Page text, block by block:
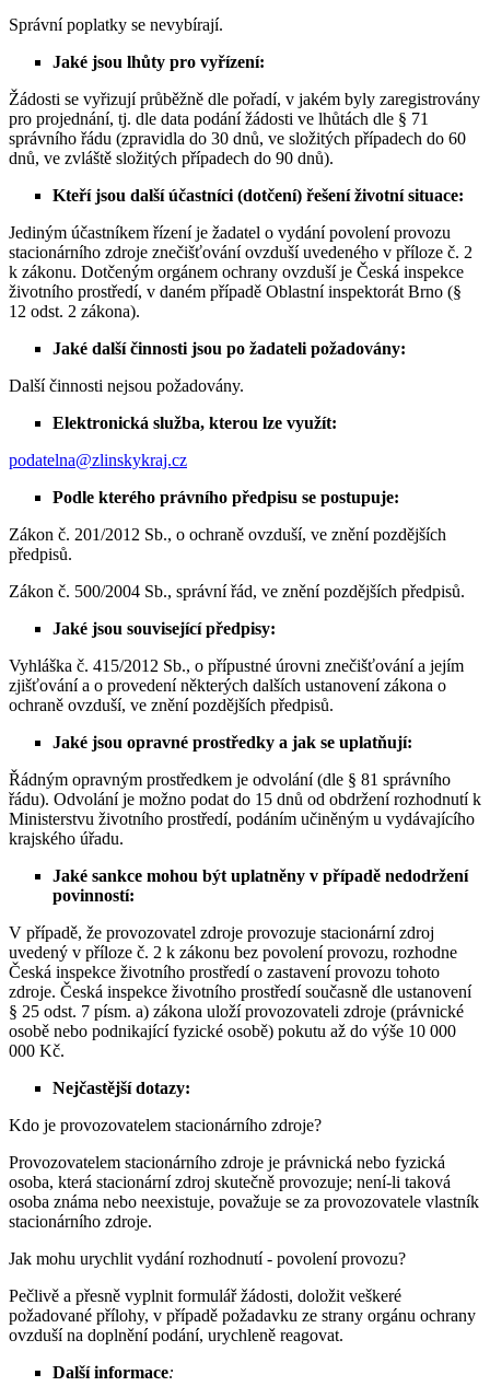
Správní poplatky se nevybírají.
Jaké jsou lhůty pro vyřízení:
Žádosti se vyřizují průběžně dle pořadí, v jakém byly zaregistrovány
pro projednání, tj. dle data podání žádosti ve lhůtách dle § 71
správního řádu (zpravidla do 30 dnů, ve složitých případech do 60
dnů, ve zvláště složitých případech do 90 dnů).
Kteří jsou další účastníci (dotčení) řešení životní situace:
Jediným účastníkem řízení je žadatel o vydání povolení provozu
stacionárního zdroje znečišťování ovzduší uvedeného v příloze č. 2
k zákonu. Dotčeným orgánem ochrany ovzduší je Česká inspekce
životního prostředí, v daném případě Oblastní inspektorát Brno (§
12 odst. 2 zákona).
Jaké další činnosti jsou po žadateli požadovány:
Další činnosti nejsou požadovány.
Elektronická služba, kterou lze využít:
podatelna@zlinskykraj.cz
Podle kterého právního předpisu se postupuje:
Zákon č. 201/2012 Sb., o ochraně ovzduší, ve znění pozdějších
předpisů.
Zákon č. 500/2004 Sb., správní řád, ve znění pozdějších předpisů.
Jaké jsou související předpisy:
Vyhláška č. 415/2012 Sb., o přípustné úrovni znečišťování a jejím
zjišťování a o provedení některých dalších ustanovení zákona o
ochraně ovzduší, ve znění pozdějších předpisů.
Jaké jsou opravné prostředky a jak se uplatňují:
Řádným opravným prostředkem je odvolání (dle § 81 správního
řádu). Odvolání je možno podat do 15 dnů od obdržení rozhodnutí k
Ministerstvu životního prostředí, podáním učiněným u vydávajícího
krajského úřadu.
Jaké sankce mohou být uplatněny v případě nedodržení
povinností:
V případě, že provozovatel zdroje provozuje stacionární zdroj
uvedený v příloze č. 2 k zákonu bez povolení provozu, rozhodne
Česká inspekce životního prostředí o zastavení provozu tohoto
zdroje. Česká inspekce životního prostředí současně dle ustanovení
§ 25 odst. 7 písm. a) zákona uloží provozovateli zdroje (právnické
osobě nebo podnikající fyzické osobě) pokutu až do výše 10 000
000 Kč.
Nejčastější dotazy:
Kdo je provozovatelem stacionárního zdroje?
Provozovatelem stacionárního zdroje je právnická nebo fyzická
osoba, která stacionární zdroj skutečně provozuje; není-li taková
osoba známa nebo neexistuje, považuje se za provozovatele vlastník
stacionárního zdroje.
Jak mohu urychlit vydání rozhodnutí - povolení provozu?
Pečlivě a přesně vyplnit formulář žádosti, doložit veškeré
požadované přílohy, v případě požadavku ze strany orgánu ochrany
ovzduší na doplnění podání, urychleně reagovat.
Další informace: